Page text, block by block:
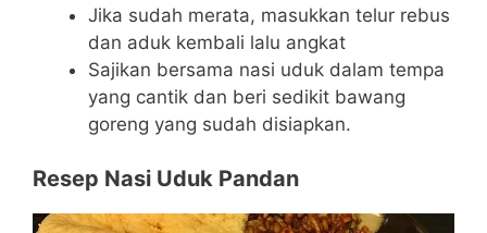
Jika sudah merata, masukkan telur rebus
dan aduk kembali lalu angkat
Sajikan bersama nasi uduk dalam tempa
yang cantik dan beri sedikit bawang
goreng yang sudah disiapkan.
Resep Nasi Uduk Pandan